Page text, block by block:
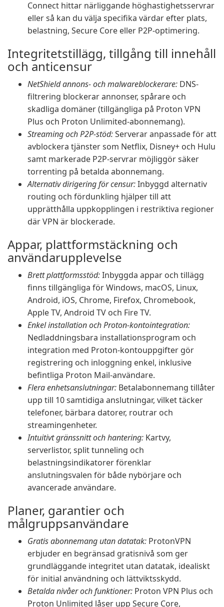
Connect hittar närliggande höghastighetsservrar
eller så kan du välja specifika värdar efter plats,
belastning, Secure Core eller P2P-optimering.
Integritetstillägg, tillgång till innehåll
och anticensur
NetShield annons- och malwareblockerare: DNS-
filtrering blockerar annonser, spårare och
skadliga domäner (tillgängliga på Proton VPN
Plus och Proton Unlimited-abonnemang).
Streaming och P2P-stöd:Serverar anpassade för att
avblockera tjänster som Netflix, Disney+ och Hulu
samt markerade P2P-servrar möjliggör säker
torrenting på betalda abonnemang.
Alternativ dirigering för censur:Inbyggd alternativ
routing och fördunkling hjälper till att
upprätthålla uppkopplingen i restriktiva regioner
där VPN är blockerade.
Appar, plattformstäckning och
användarupplevelse
Brett plattformsstöd:Inbyggda appar och tillägg
finns tillgängliga för Windows, macOS, Linux,
Android, iOS, Chrome, Firefox, Chromebook,
Apple TV, Android TV och Fire TV.
Enkel installation och Proton-kontointegration:
Nedladdningsbara installationsprogram och
integration med Proton-kontouppgifter gör
registrering och inloggning enkel, inklusive
befintliga Proton Mail-användare.
Flera enhetsanslutningar: Betalabonnemang tillåter
upp till 10 samtidiga anslutningar, vilket täcker
telefoner, bärbara datorer, routrar och
streamingenheter.
Intuitivt gränssnitt och hantering: Kartvy,
serverlistor, split tunneling och
belastningsindikatorer förenklar
anslutningsvalen för både nybörjare och
avancerade användare.
Planer, garantier och
målgruppsanvändare
Gratis abonnemang utan datatak: ProtonVPN
erbjuder en begränsad gratisnivå som ger
grundläggande integritet utan datatak, idealiskt
för initial användning och lättviktsskydd.
Betalda nivåer och funktioner: Proton VPN Plus och
Proton Unlimited låser upp Secure Core,